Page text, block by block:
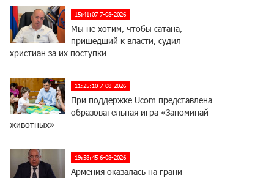
15:41:07 7-08-2026
Мы не хотим, чтобы сатана,
пришедший к власти, судил
христиан за их поступки
11:25:10 7-08-2026
При поддержке Ucom представлена
образовательная игра «Запоминай
животных»
19:58:45 6-08-2026
Армения оказалась на грани